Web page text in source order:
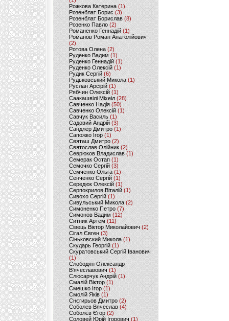
Рожкова Катерина(1)
Розенблат Борис (3)
Розенблат Борислав (8)
Розенко Павло (2)
Романенко Геннадій (1)
Романов Роман Анатолійович
(2)
Ротова Олена(2)
Руденко Вадим (1)
Руденко Геннадій (1)
Руденко Олексій(1)
Рудик Сергій(6)
Рудьковський Микола (1)
Руслан Арсірій(1)
Рябчин Олексій (1)
Саакашвілі Міхеіл(28)
Савченко Надія (50)
Савченко Олексій(1)
Савчук Василь (1)
Садовий Андрій (3)
Сандлер Дмитро(1)
Сапожко Ігор(1)
Святаш Дмитро (2)
Святослав Олійник (2)
Севрюков Владислав (1)
Семерак Остап (1)
Семочко Сергій (3)
Семченко Ольга (1)
Сенченко Сергій(1)
Середюк Олексій(1)
Серпокрилов Віталій(1)
Сивохо Сергій(1)
Сивульський Микола(2)
Симоненко Петро(7)
Симонов Вадим (12)
Ситник Артем(11)
Сівець Віктор Миколайович(2)
Сігал Євген (3)
Сіньковский Микола(1)
Скударь Георгій (1)
Скуратовський Сергій Іванович
(1)
Слободян Олександр
В'ячеславович(1)
Слюсарчук Андрій(1)
Смалій Віктор (1)
Смешко Ігор (1)
Смолій Яків (1)
Снєгирьов Дмитро (2)
Соболев Вячеслав (4)
Соболєв Єгор(2)
Соловей Юрій Ігорович (1)